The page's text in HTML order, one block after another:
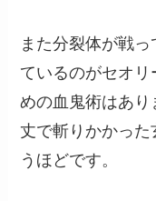
また分裂体が戦
ているのがセオ
めの血鬼術はあ
丈で斬りかかった
うほどです。